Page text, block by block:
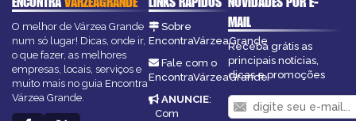
O melhor de Várzea Grande
num só lugar! Dicas, onde ir,
o que fazer, as melhores
empresas, locais, serviços e
muito mais no guia Encontra
Várzea Grande.
Sobre
EncontraVárzeaGrande
Fale com o
EncontraVárzeaGrande
ANUNCIE:
Com
MAIL
Receba grátis as
principais notícias,
dicas e promoções